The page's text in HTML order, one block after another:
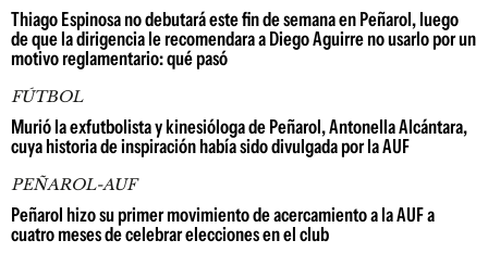
Thiago Espinosa no debutará este fin de semana en Peñarol, luego
de que la dirigencia le recomendara a Diego Aguirre no usarlo por un
motivo reglamentario: qué pasó
FÚTBOL
Murió la exfutbolista y kinesióloga de Peñarol, Antonella Alcántara,
cuya historia de inspiración había sido divulgada por la AUF
PEÑAROL-AUF
Peñarol hizo su primer movimiento de acercamiento a la AUF a
cuatro meses de celebrar elecciones en el club